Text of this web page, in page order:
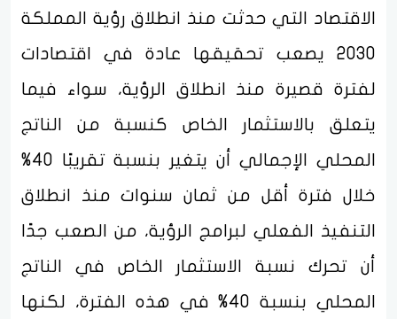
الاقتصاد التي حدثت منذ انطلاق رؤية المملكة
2030 يصعب تحقيقها عادة في اقتصادات
لفترة قصيرة منذ انطلاق الرؤية، سواء فيما
يتعلق بالاستثمار الخاص كنسبة من الناتج
المحلي الإجمالي أن يتغير بنسبة تقريبًا 40%
خلال فترة أقل من ثمان سنوات منذ انطلاق
التنفيذ الفعلي لبرامج الرؤية، من الصعب جدًا
أن تحرك نسبة الاستثمار الخاص في الناتج
المحلي بنسبة 40% في هذه الفترة، لكنها